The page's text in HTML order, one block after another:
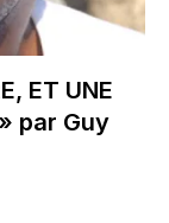
ET UNE
» par Guy